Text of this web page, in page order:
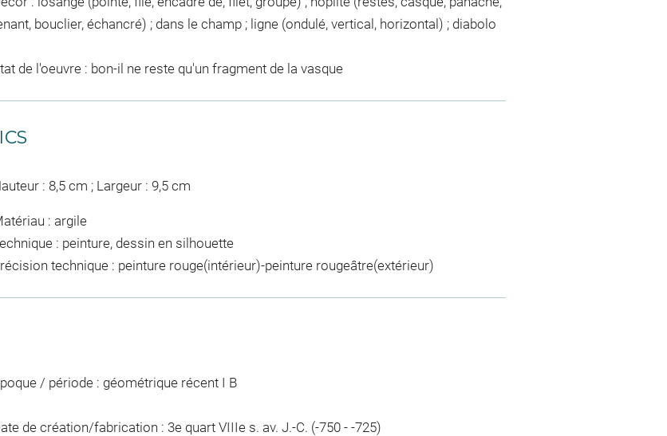
bouclier, échancré) ; dans le champ ; ligne (ondulé, vertical, horizontal) ; diabolo
de l'oeuvre : bon-il ne reste qu'un fragment de la vasque
: 8,5 cm ; Largeur : 9,5 cm
: argile
: peinture, dessin en silhouette
technique : peinture rouge(intérieur)-peinture rougeâtre(extérieur)
/ période : géométrique récent I B
de création/fabrication : 3e quart VIIIe s. av. J.-C. (-750 - -725)